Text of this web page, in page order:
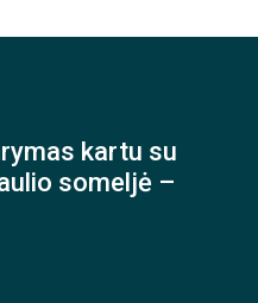
kartu su
someljė –